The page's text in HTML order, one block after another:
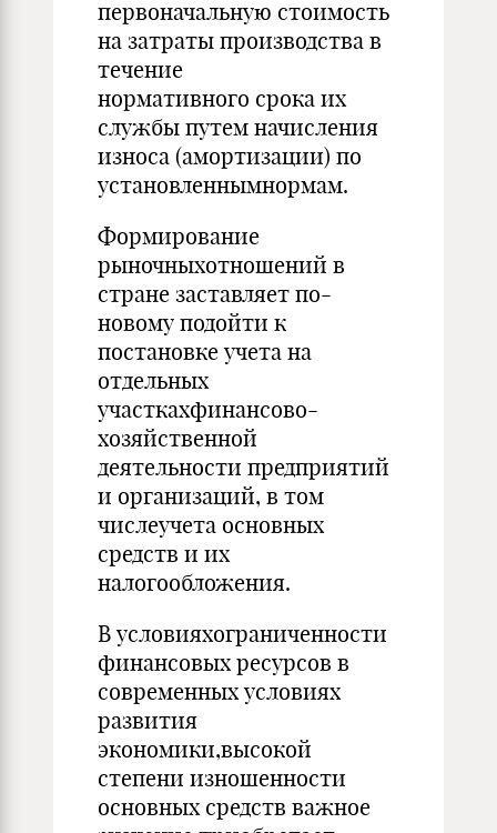
первоначальную стоимость
на затраты производства в
течение
нормативного срока их
службы путем начисления
износа (амортизации) по
Формирование
рыночныхотношений в
стране заставляет по-
новому подойти к
постановке учета на
отдельных
участкахфинансово-
хозяйственной
деятельности предприятий
и организаций, в том
числеучета основных
средств и их
налогообложения.
В условияхограниченности
финансовых ресурсов в
современных условиях
развития
экономики,высокой
степени изношенности
основных средств важное